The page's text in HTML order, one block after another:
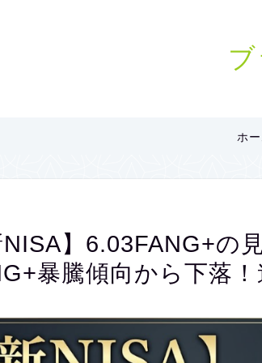
ホ
NISA】6.03FANG+の
暴騰傾向から下落